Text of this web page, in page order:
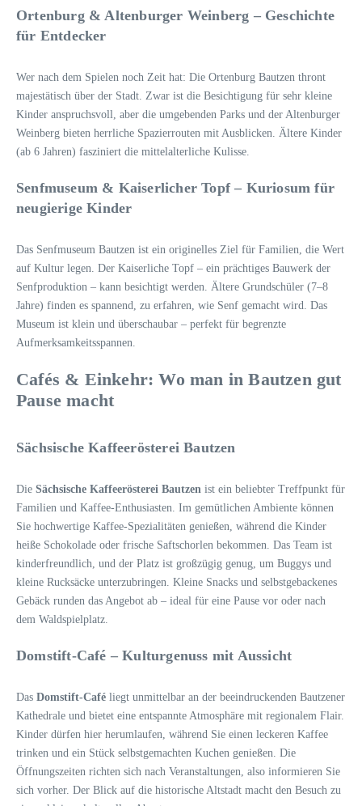
Ortenburg & Altenburger Weinberg – Geschichte
für Entdecker
Wer nach dem Spielen noch Zeit hat: Die Ortenburg Bautzen thront
majestätisch über der Stadt. Zwar ist die Besichtigung für sehr kleine
Kinder anspruchsvoll, aber die umgebenden Parks und der Altenburger
Weinberg bieten herrliche Spazierrouten mit Ausblicken. Ältere Kinder
(ab 6 Jahren) fasziniert die mittelalterliche Kulisse.
Senfmuseum & Kaiserlicher Topf – Kuriosum für
neugierige Kinder
Das Senfmuseum Bautzen ist ein originelles Ziel für Familien, die Wert
auf Kultur legen. Der Kaiserliche Topf – ein prächtiges Bauwerk der
Senfproduktion – kann besichtigt werden. Ältere Grundschüler (7–8
Jahre) finden es spannend, zu erfahren, wie Senf gemacht wird. Das
Museum ist klein und überschaubar – perfekt für begrenzte
Aufmerksamkeitsspannen.
Cafés & Einkehr: Wo man in Bautzen gut
Pause macht
Sächsische Kaffeerösterei Bautzen
Die Sächsische Kaffeerösterei Bautzen ist ein beliebter Treffpunkt für
Familien und Kaffee-Enthusiasten. Im gemütlichen Ambiente können
Sie hochwertige Kaffee-Spezialitäten genießen, während die Kinder
heiße Schokolade oder frische Saftschorlen bekommen. Das Team ist
kinderfreundlich, und der Platz ist großzügig genug, um Buggys und
kleine Rucksäcke unterzubringen. Kleine Snacks und selbstgebackenes
Gebäck runden das Angebot ab – ideal für eine Pause vor oder nach
dem Waldspielplatz.
Domstift-Café – Kulturgenuss mit Aussicht
Das Domstift-Café liegt unmittelbar an der beeindruckenden Bautzener
Kathedrale und bietet eine entspannte Atmosphäre mit regionalem Flair.
Kinder dürfen hier herumlaufen, während Sie einen leckeren Kaffee
trinken und ein Stück selbstgemachten Kuchen genießen. Die
Öffnungszeiten richten sich nach Veranstaltungen, also informieren Sie
sich vorher. Der Blick auf die historische Altstadt macht den Besuch zu